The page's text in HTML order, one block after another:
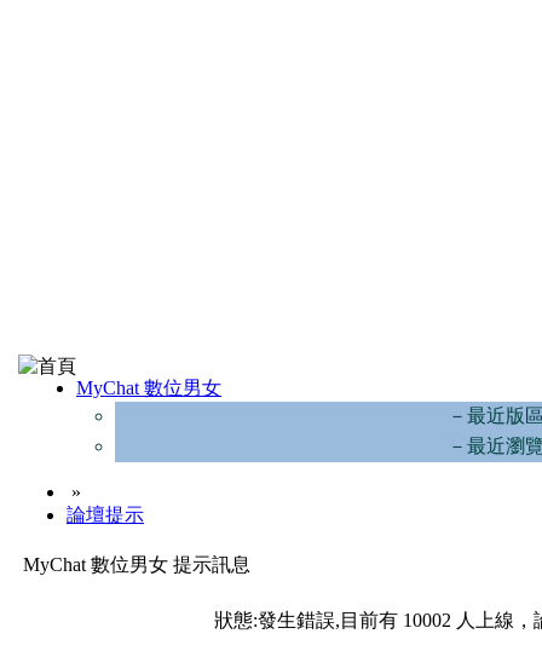
MyChat 數位男女
－最近版
－最近瀏
»
論壇提示
MyChat 數位男女 提示訊息
狀態:發生錯誤,目前有 10002 人上線